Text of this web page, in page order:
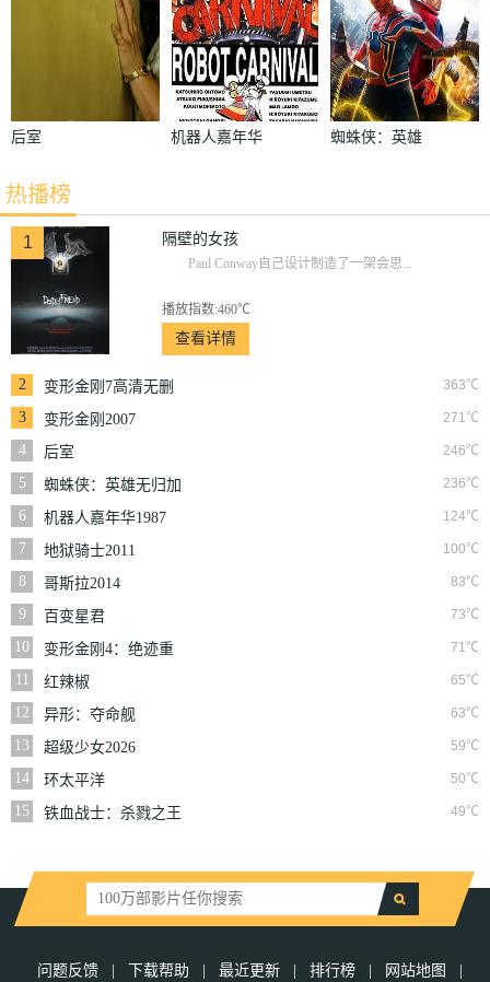
后室
机器人嘉年华
蜘蛛侠：英雄
热播榜
1 隔壁的女孩
Paul Conway自己设计制造了一架会思...
播放指数:460℃
查看详情
2 363℃
变形金刚7高清无删
减版
3 271℃
变形金刚2007
4
246℃
后室
5
236℃
蜘蛛侠：英雄无归加
长版
6 124℃
机器人嘉年华1987
7
100℃
地狱骑士2011
8
83℃
哥斯拉2014
9
73℃
百变星君
10
71℃
变形金刚4：绝迹重
生普通话版
11 65℃
红辣椒
12
63℃
异形：夺命舰
13
59℃
超级少女2026
14
50℃
环太平洋
15
49℃
铁血战士：杀戮之王
问题反馈 下载帮助 最近更新 排行榜 网站地图